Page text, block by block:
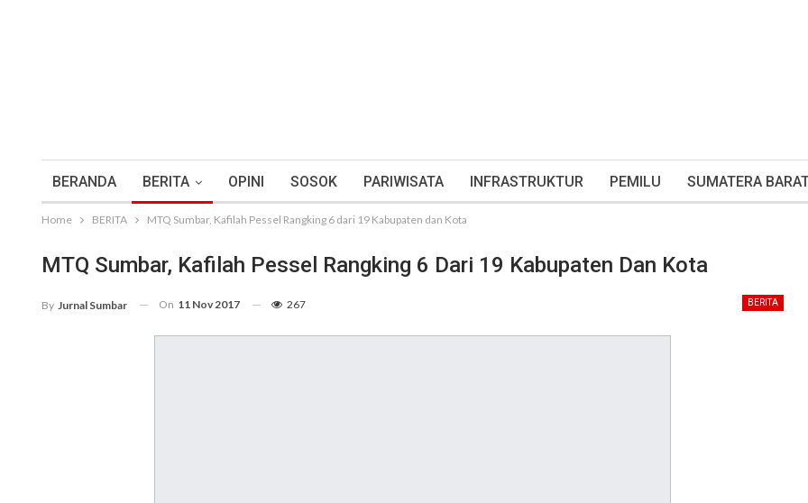
BERANDA BERITA OPINI SOSOK PARIWISATA INFRASTRUKTUR PEMILU SUMATERA
Home BERITA MTQ Sumbar, Kafilah Pessel Rangking 6 dari 19 Kabupaten dan Kota
MTQ Sumbar, Kafilah Pessel Rangking 6 Dari 19 Kabupaten Dan Kota
BERITA
By Jurnal Sumbar On 11 Nov 2017 267